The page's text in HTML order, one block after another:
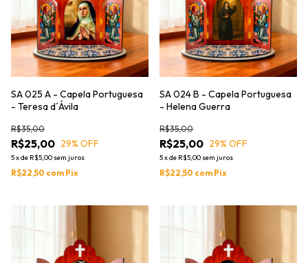
SA 025 A - Capela Portuguesa
- Teresa d´Ávila
R$25,00
R$35,00
29% OFF
5xde R$5,00 sem juros
R$22,50 com Pix
SA 024 B - Capela Portuguesa
- Helena Guerra
R$25,00
R$35,00
29% OFF
5xde R$5,00 sem juros
R$22,50 com Pix